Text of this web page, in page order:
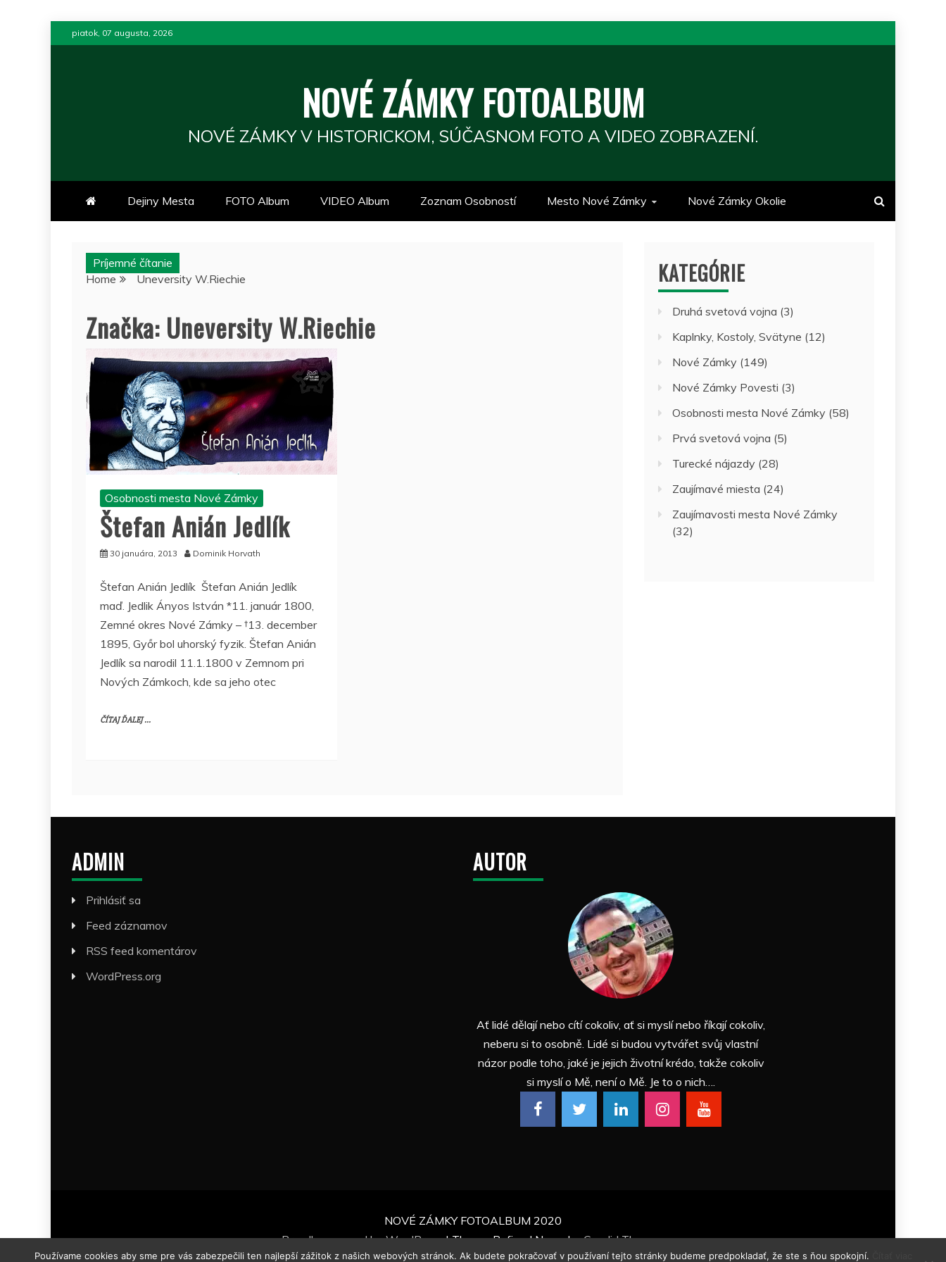
to
piatok, 07 augusta, 2026
NOVÉ ZÁMKY FOTOALBUM
NOVÉ ZÁMKY V HISTORICKOM, SÚČASNOM FOTO A VIDEO ZOBRAZENÍ.
Dejiny Mesta FOTO Album VIDEO Album Zoznam Osobností Mesto Nové Zámky Nové Zámky Okolie
Príjemné čítanie
Home
Uneversity W.Riechie
Značka: Uneversity W.Riechie
Osobnosti mesta Nové Zámky
Štefan Anián Jedlík
30 januára, 2013 Dominik Horvath
Štefan Anián Jedlík Štefan Anián Jedlík
maď. Jedlik Ányos István *11. január 1800,
Zemné okres Nové Zámky – †13. december
1895, Győr bol uhorský fyzik. Štefan Anián
Jedlík sa narodil 11.1.1800 v Zemnom pri
Nových Zámkoch, kde sa jeho otec
ČÍTAJ ĎALEJ ...
KATEGÓRIE
Druhá svetová vojna (3)
Kaplnky, Kostoly, Svätyne (12)
Nové Zámky (149)
Nové Zámky Povesti (3)
Osobnosti mesta Nové Zámky (58)
Prvá svetová vojna (5)
Turecké nájazdy (28)
Zaujímavé miesta (24)
Zaujímavosti mesta Nové Zámky
(32)
ADMIN
Prihlásiť sa
Feed záznamov
RSS feed komentárov
WordPress.org
AUTOR
Ať lidé dělají nebo cítí cokoliv, ať si myslí nebo říkají cokoliv,
neberu si to osobně. Lidé si budou vytvářet svůj vlastní
názor podle toho, jaké je jejich životní krédo, takže cokoliv
si myslí o Mě, není o Mě. Je to o nich….
NOVÉ ZÁMKY FOTOALBUM 2020
Proudly powered by WordPress|Theme: Refined News byCandid Themes.
Používame cookies aby sme pre vás zabezpečili ten najlepší zážitok z našich webových stránok. Ak budete pokračovať v používaní tejto stránky budeme predpokladať, že ste s ňou spokojní.